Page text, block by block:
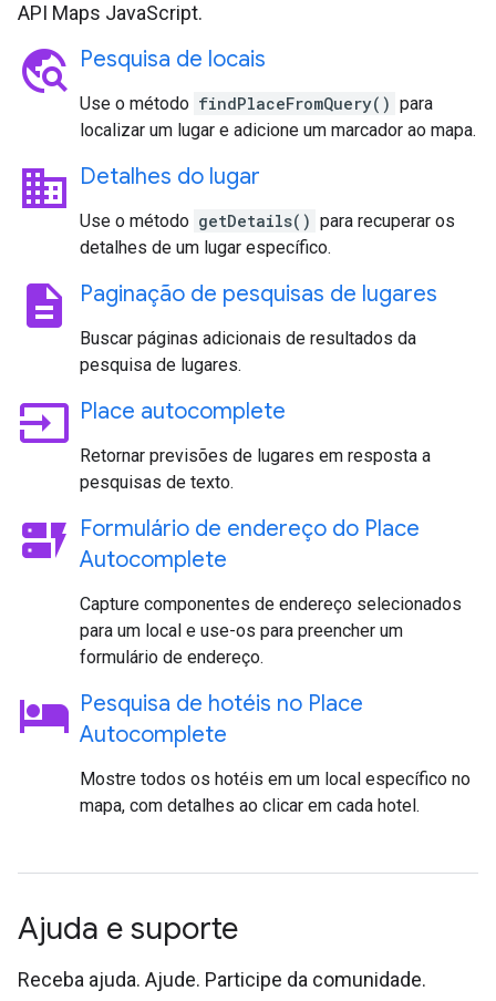
API Maps JavaScript.
travel_explore Pesquisa de locais
Use o método findPlaceFromQuery() para
localizar um lugar e adicione um marcador ao mapa.
business Detalhes do lugar
Use o método getDetails() para recuperar os
detalhes de um lugar específico.
description Paginação de pesquisas de lugares
Buscar páginas adicionais de resultados da
pesquisa de lugares.
input Place autocomplete
Retornar previsões de lugares em resposta a
pesquisas de texto.
dynamic_form Formulário de endereço do Place
Autocomplete
Capture componentes de endereço selecionados
para um local e use-os para preencher um
formulário de endereço.
hotel Pesquisa de hotéis no Place
Autocomplete
Mostre todos os hotéis em um local específico no
mapa, com detalhes ao clicar em cada hotel.
Ajuda e suporte
Receba ajuda. Ajude. Participe da comunidade.